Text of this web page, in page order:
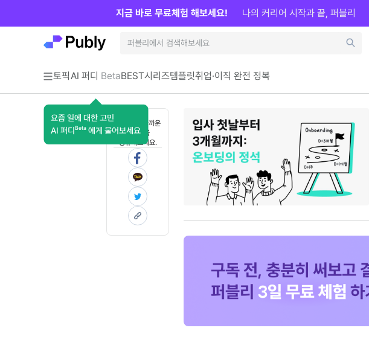
토픽AI 퍼디 Beta
요즘 일에 대한 고민
AI 퍼디 Beta 에게 물어보세요
BEST시리즈템플릿취업·이직 완전 정복
지금 바로 무료체험 해보세요! 나의 커리어 시작과 끝, 퍼블리
혼자 보기 아까운
콘텐츠를
공유해보세요.